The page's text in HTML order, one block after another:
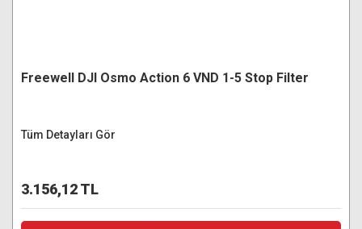
Freewell DJI Osmo Action 6 VND 1-5 Stop Filter
Tüm Detayları Gör
3.156,12 TL